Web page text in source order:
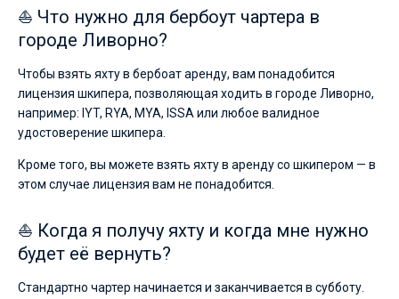
⛵ Что нужно для бербоут чартера в
городе Ливорно?
Чтобы взять яхту в бербоат аренду, вам понадобится
лицензия шкипера, позволяющая ходить в городе Ливорно,
например: IYT, RYA, MYA, ISSA или любое валидное
удостоверение шкипера.
Кроме того, вы можете взять яхту в аренду со шкипером — в
этом случае лицензия вам не понадобится.
⛵ Когда я получу яхту и когда мне нужно
будет её вернуть?
Стандартно чартер начинается и заканчивается в субботу.